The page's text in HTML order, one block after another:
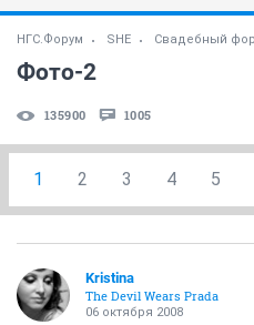
НГС.Форум SHE Свадебный
Фото-2
135900 1005
1 2 3 4 5
Kristina
The Devil Wears Prada
06 октября 2008